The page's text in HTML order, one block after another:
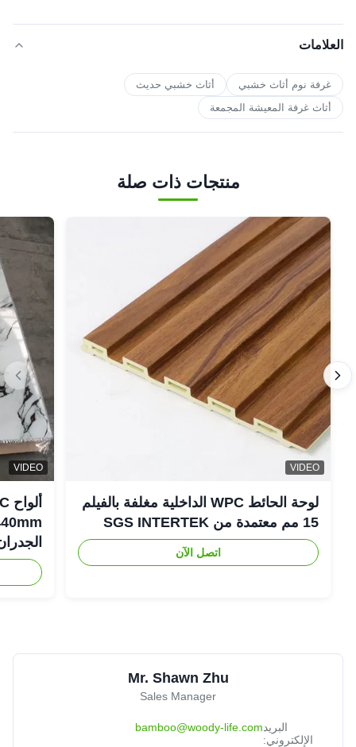
العلامات
غرفة نوم أثاث خشبي
أثاث خشبي حديث
أثاث غرفة المعيشة المجمعة
منتجات ذات صلة
VIDEO
لوحة الحائط WPC الداخلية مغلفة بالفيلم
15 مم معتمدة من SGS INTERTEK
اتصل الآن
VIDEO
Mr. Shawn Zhu
Sales Manager
البريد
الإلكتروني:
bamboo@woody-life.com